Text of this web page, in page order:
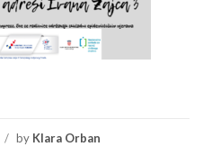
/ by Klara Orban